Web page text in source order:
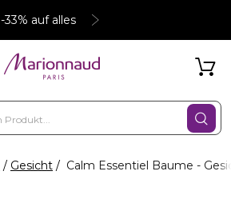
-33% auf alles
Gesicht Calm Essentiel Baume -